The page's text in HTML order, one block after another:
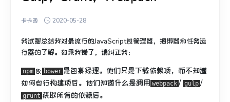
卡卡西 2020-05-28
我试图总结我对最流行的JavaScript包管理器，捆绑器和任务运
行器的了解。 如果我错了，请纠正我：
npm ＆ bower 是包裹经理。 他们只是下载依赖项，而不知道
如何自行构建项目。 他们知道什么是调用 webpack / gulp /
grunt 获取所有的依赖后。